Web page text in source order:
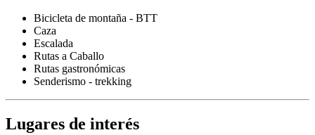
Bicicleta de montaña - BTT
Caza
Escalada
Rutas a Caballo
Rutas gastronómicas
Senderismo - trekking
Lugares de interés